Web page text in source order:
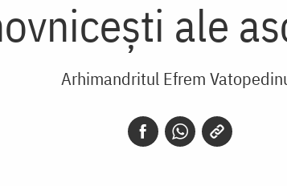
ale
Arhimandritul Efrem